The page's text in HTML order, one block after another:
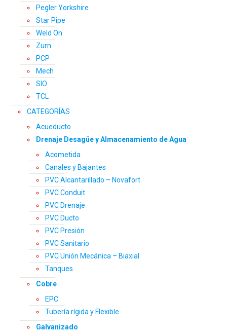
Pegler Yorkshire
Star Pipe
Weld On
Zurn
PCP
Mech
SIO
TCL
CATEGORÍAS
Acueducto
Drenaje Desagüe y Almacenamiento de Agua
Acometida
Canales y Bajantes
PVC Alcantarillado – Novafort
PVC Conduit
PVC Drenaje
PVC Ducto
PVC Presión
PVC Sanitario
PVC Unión Mecánica – Biaxial
Tanques
Cobre
EPC
Tubería rígida y Flexible
Galvanizado